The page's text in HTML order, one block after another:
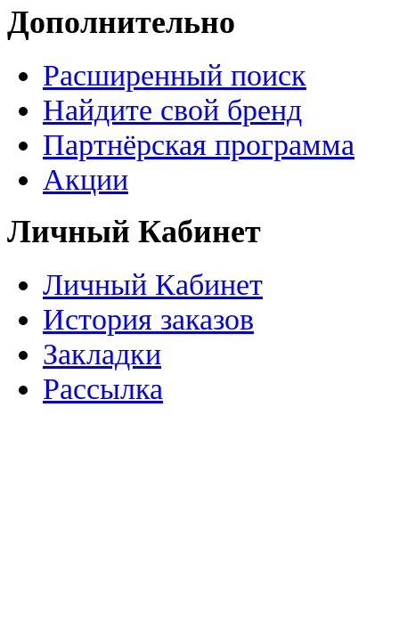
Дополнительно
Расширенный поиск
Найдите свой бренд
Партнёрская программа
Акции
Личный Кабинет
Личный Кабинет
История заказов
Закладки
Рассылка